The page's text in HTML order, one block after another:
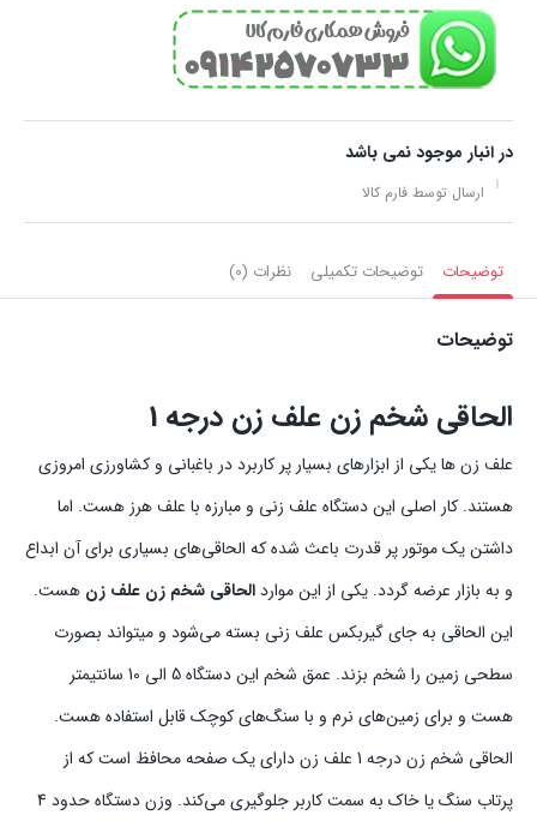
در انبار موجود نمی باشد
ارسال توسط فارم کالا
توضیحات توضیحات تکمیلی نظرات (0)
توضیحات
الحاقی شخم زن علف زن درجه 1
علف زن‌ ها یکی از ابزارهای بسیار پر کاربرد در باغبانی و کشاورزی امروزی
هستند. کار اصلی این دستگاه علف زنی و مبارزه با علف هرز هست. اما
داشتن یک موتور پر قدرت باعث شده که الحاقی‌های بسیاری برای آن ابداع
و به بازار عرضه گردد. یکی از این مواردالحاقی شخم زن علف زن هست.
این الحاقی به جای گیربکس علف زنی بسته می‌شود و میتواند بصورت
سطحی زمین را شخم بزند. عمق شخم این دستگاه 5 الی 10 سانتیمتر
هست و برای زمین‌های نرم و با سنگ‌های کوچک قابل استفاده هست.
الحاقی شخم زن درجه 1 علف زن دارای یک صفحه محافظ است که از
پرتاب سنگ یا خاک به سمت کاربر جلوگیری می‌کند. وزن دستگاه حدود 4